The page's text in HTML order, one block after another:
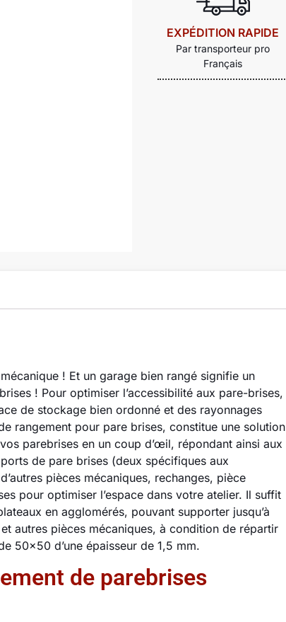
EXPÉDITION RAPIDE
Par transporteur pro
Français
! Et un garage bien rangé signifie un
! Pour optimiser l’accessibilité aux pare-brises,
de stockage bien ordonné et des rayonnages
rangement pour pare brises, constitue une solution
parebrises en un coup d’œil, répondant ainsi aux
de pare brises (deux spécifiques aux
pièces mécaniques, rechanges, pièce
pour optimiser l’espace dans votre atelier. Il suffit
en agglomérés, pouvant supporter jusqu’à
autres pièces mécaniques, à condition de répartir
50×50 d’une épaisseur de 1,5 mm.
de parebrises